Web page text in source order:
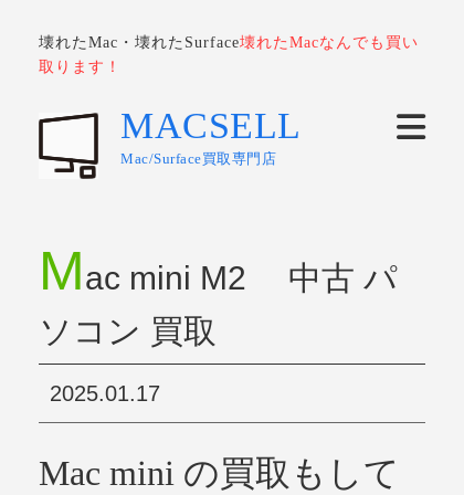
壊れたMac・壊れたSurface壊れたMacなんでも買い
取ります！
MACSELL
Mac/Surface買取専門店
Mac mini M2 中古 パ
ソコン 買取
2025.01.17
Mac mini の買取もして